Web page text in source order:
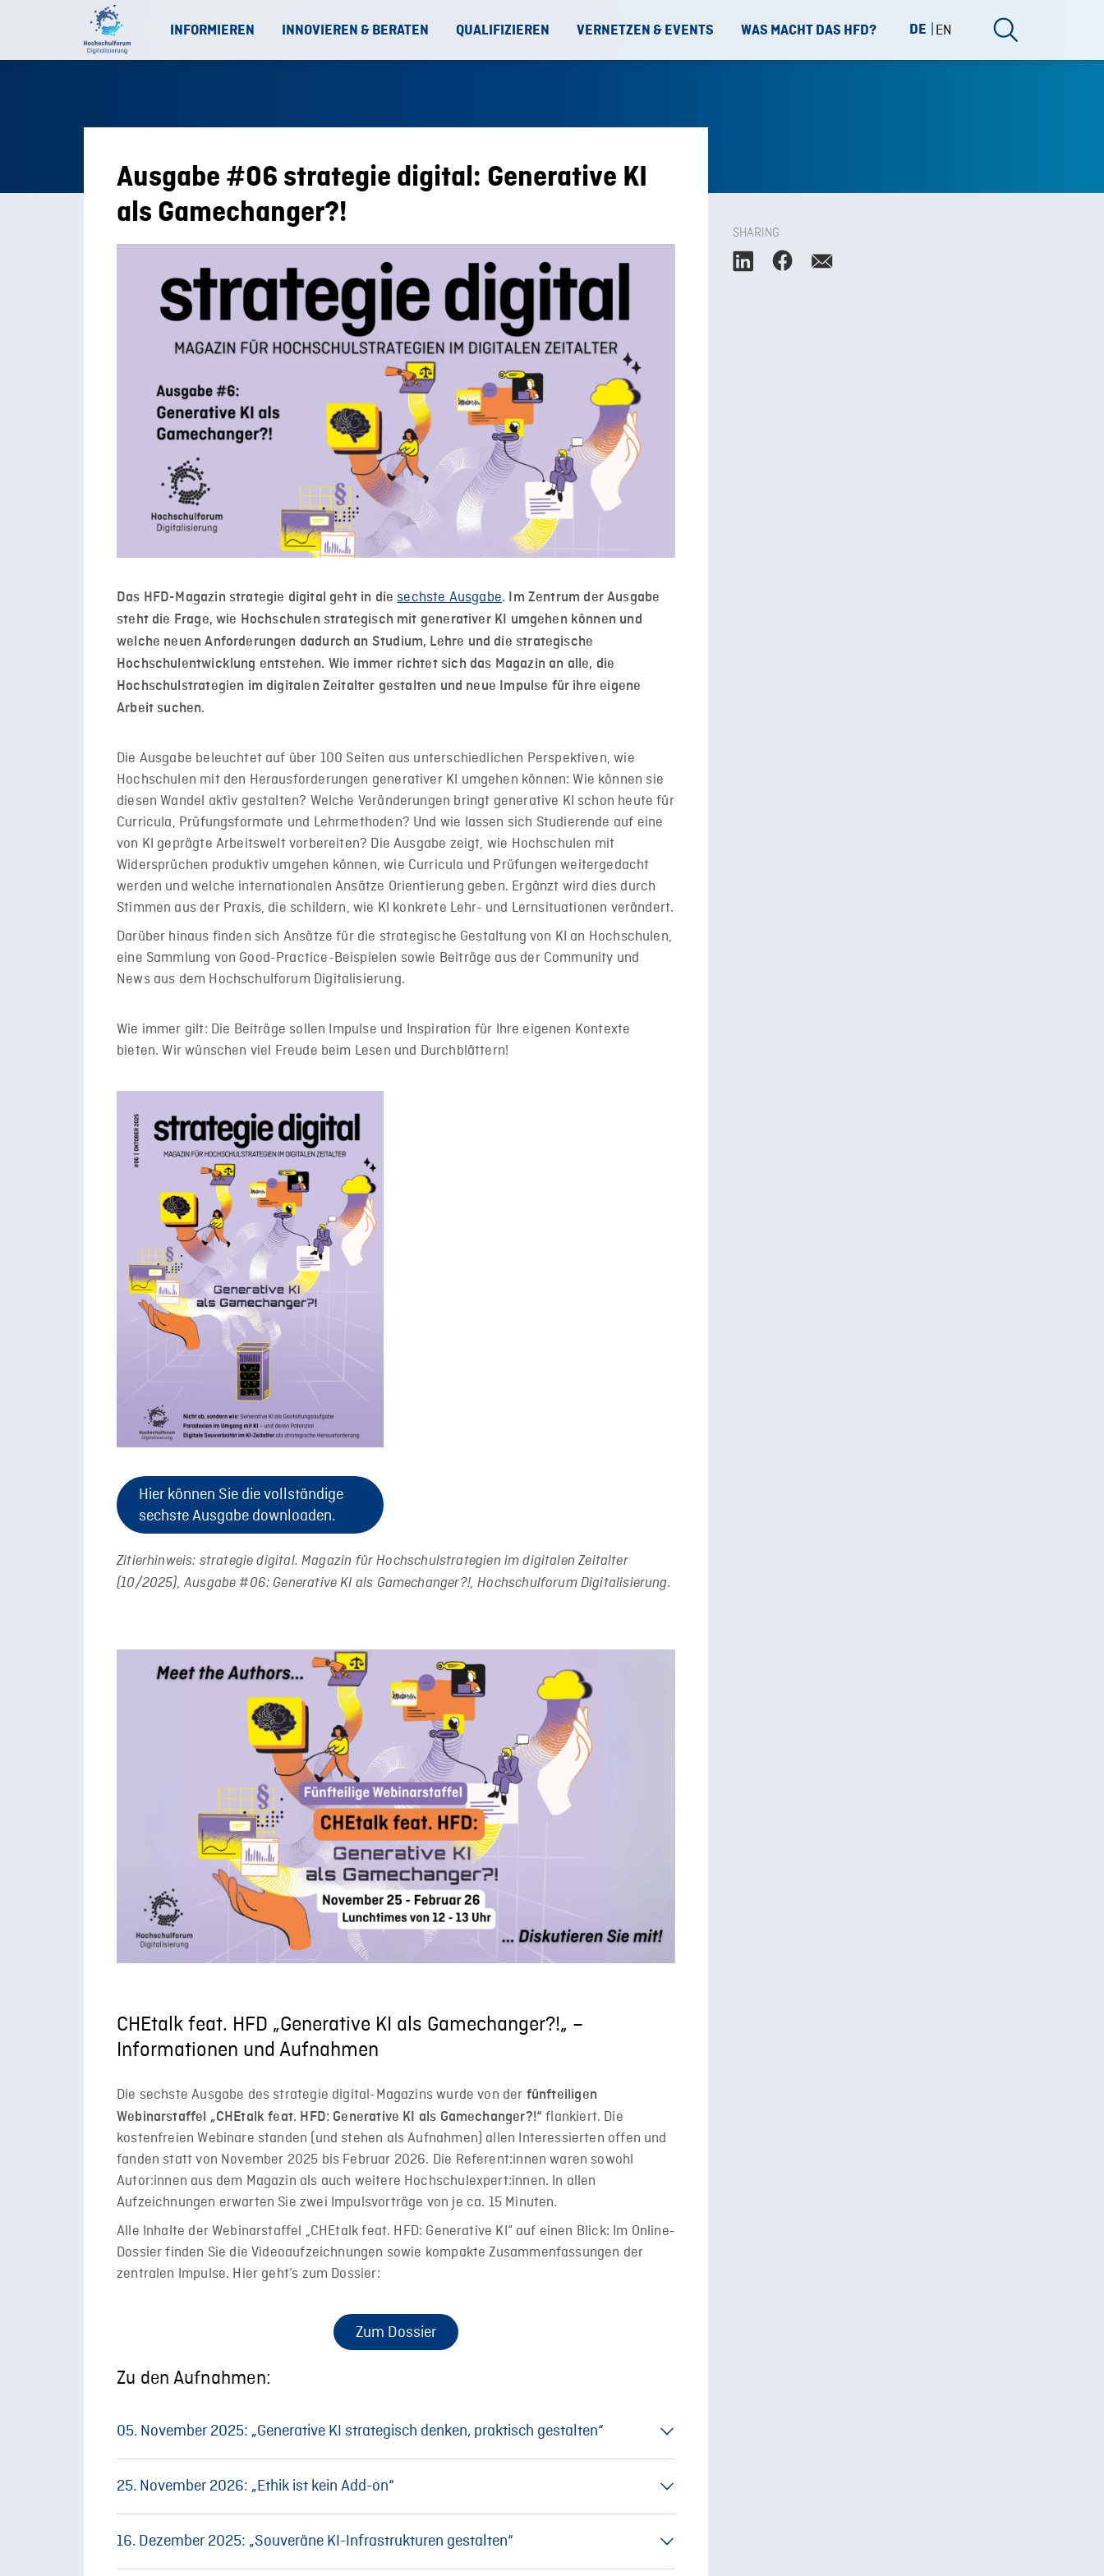
INFORMIEREN INNOVIEREN & BERATEN QUALIFIZIEREN VERNETZEN & EVENTS WAS MACHT DAS HFD? DE EN
Ausgabe #06 strategie digital: Generative KI
als Gamechanger?!
Das HFD-Magazin strategie digital geht in diesechste Ausgabe. Im Zentrum der Ausgabe
steht die Frage, wie Hochschulen strategisch mit generativer KI umgehen können und
welche neuen Anforderungen dadurch an Studium, Lehre und die strategische
Hochschulentwicklung entstehen. Wie immer richtet sich das Magazin an alle, die
Hochschulstrategien im digitalen Zeitalter gestalten und neue Impulse für ihre eigene
Arbeit suchen.
Die Ausgabe beleuchtet auf über 100 Seiten aus unterschiedlichen Perspektiven, wie
Hochschulen mit den Herausforderungen generativer KI umgehen können: Wie können sie
diesen Wandel aktiv gestalten? Welche Veränderungen bringt generative KI schon heute für
Curricula, Prüfungsformate und Lehrmethoden? Und wie lassen sich Studierende auf eine
von KI geprägte Arbeitswelt vorbereiten? Die Ausgabe zeigt, wie Hochschulen mit
Widersprüchen produktiv umgehen können, wie Curricula und Prüfungen weitergedacht
werden und welche internationalen Ansätze Orientierung geben. Ergänzt wird dies durch
Stimmen aus der Praxis, die schildern, wie KI konkrete Lehr- und Lernsituationen verändert.
Darüber hinaus finden sich Ansätze für die strategische Gestaltung von KI an Hochschulen,
eine Sammlung von Good-Practice-Beispielen sowie Beiträge aus der Community und
News aus dem Hochschulforum Digitalisierung.
Wie immer gilt: Die Beiträge sollen Impulse und Inspiration für Ihre eigenen Kontexte
bieten. Wir wünschen viel Freude beim Lesen und Durchblättern!
Hier können Sie die vollständige
sechste Ausgabe downloaden.
Zitierhinweis: strategie digital. Magazin für Hochschulstrategien im digitalen Zeitalter
(10/2025), Ausgabe #06: Generative KI als Gamechanger?!, Hochschulforum Digitalisierung.
CHEtalk feat. HFD „Generative KI als Gamechanger?!„ –
Informationen und Aufnahmen
Die sechste Ausgabe des strategie digital-Magazins wurde von der fünfteiligen
Webinarstaffel „CHEtalk feat. HFD: Generative KI als Gamechanger?!“ flankiert. Die
kostenfreien Webinare standen (und stehen als Aufnahmen) allen Interessierten offen und
fanden statt von November 2025 bis Februar 2026. Die Referent:innen waren sowohl
Autor:innen aus dem Magazin als auch weitere Hochschulexpert:innen. In allen
Aufzeichnungen erwarten Sie zwei Impulsvorträge von je ca. 15 Minuten.
Alle Inhalte der Webinarstaffel „CHEtalk feat. HFD: Generative KI“ auf einen Blick: Im Online-
Dossier finden Sie die Videoaufzeichnungen sowie kompakte Zusammenfassungen der
zentralen Impulse. Hier geht’s zum Dossier:
Zum Dossier
Zu den Aufnahmen:
05. November 2025: „Generative KI strategisch denken, praktisch gestalten“
Osnabrück)
Strategisch denken, praktisch gestalten mit Julius-David Friedrich (CHE/HFD) | Jens Tobor
(CHE/HFD)
25. November 2026: „Ethik ist kein Add-on“
16. Dezember 2025: „Souveräne KI-Infrastrukturen gestalten“
SHARING